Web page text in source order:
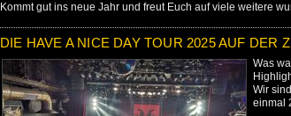
Kommt gut ins neue Jahr und freut Euch auf viele weitere
DIE HAVE A NICE DAY TOUR 2025 AUF DER
Was
Wir
einmal